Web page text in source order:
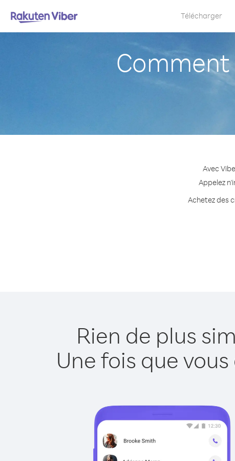
Télécharger
Avec
Appelez
Achetez des
Rien de plus
Une fois que